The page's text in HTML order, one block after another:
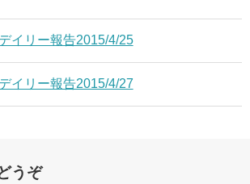
イリー報告2015/4/25
イリー報告2015/4/27
うぞ